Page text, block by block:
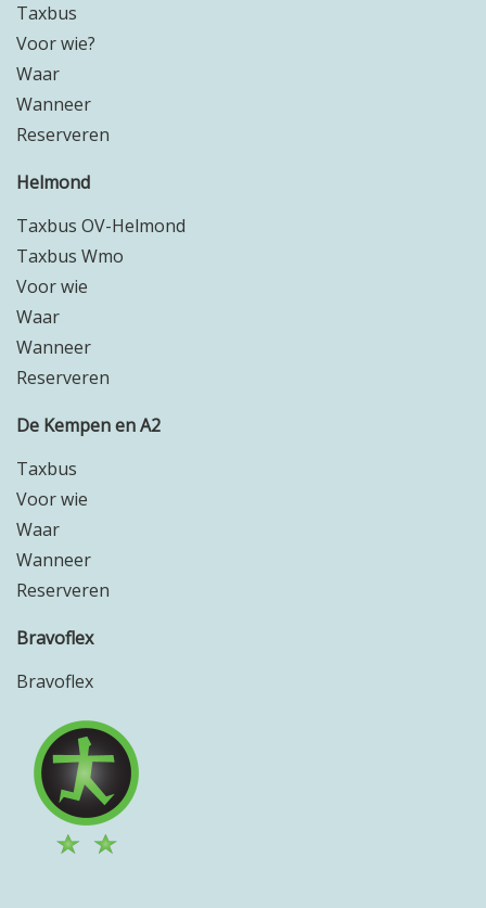
Taxbus
Voor wie?
Waar
Wanneer
Reserveren
Helmond
Taxbus OV-Helmond
Taxbus Wmo
Voor wie
Waar
Wanneer
Reserveren
De Kempen en A2
Taxbus
Voor wie
Waar
Wanneer
Reserveren
Bravoflex
Bravoflex